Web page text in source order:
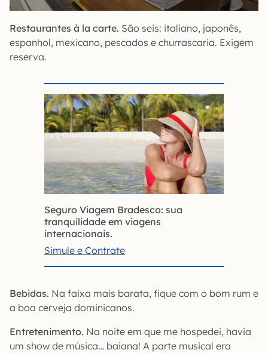
Restaurantes à la carte. São seis: italiano, japonês,
espanhol, mexicano, pescados e churrascaria. Exigem
reserva.
Seguro Viagem Bradesco: sua
tranquilidade em viagens
internacionais.
Simule e Contrate
Bebidas. Na faixa mais barata, fique com o bom rum e
a boa cerveja dominicanos.
Entretenimento. Na noite em que me hospedei, havia
um show de música… baiana! A parte musical era